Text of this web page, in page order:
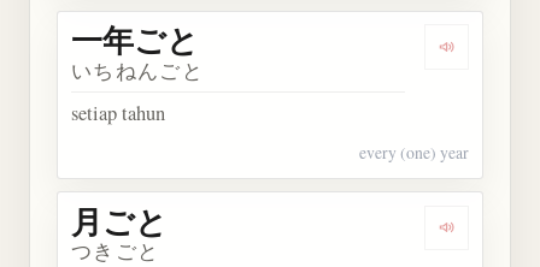
Dengarkan
一年ごと
いちねんごと
setiap tahun
every (one) year
Dengarkan
月ごと
つきごと